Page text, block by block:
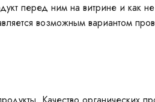
перед ним на витрине и как
возможным вариантом